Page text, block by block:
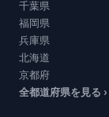
千葉県
福岡県
兵庫県
北海道
京都府
全都道府県を見る ›